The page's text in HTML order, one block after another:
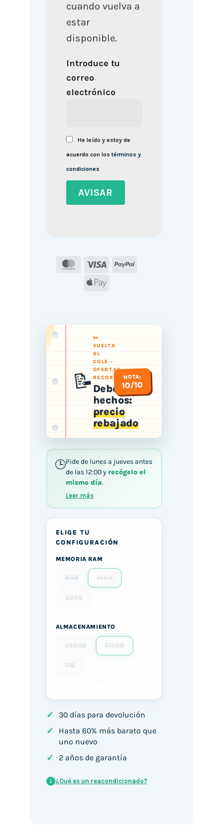
cuando vuelva a
estar
disponible.
Introduce tu
correo
electrónico
He leído y estoy de
acuerdo con lostérminos y
condiciones
MasterCard
Visa
PayPal
Apple
📝
✂️
VUELTA
AL
COLE ·
OFERTAS
RECORTADAS
Deberes
hechos:
precio
rebajado
NOTA:
10/10
Pide de lunes a jueves antes
de las 12:00 y recógelo el
mismo día.
Leer más
ELIGE TU
CONFIGURACIÓN
MEMORIA RAM
8GB 16GB
32GB
ALMACENAMIENTO
256GB 512GB
1TB
✓ 30 días para devolución
✓
Hasta 60% más barato que
uno nuevo
✓ 2 años de garantía
i ¿Qué es un reacondicionado?